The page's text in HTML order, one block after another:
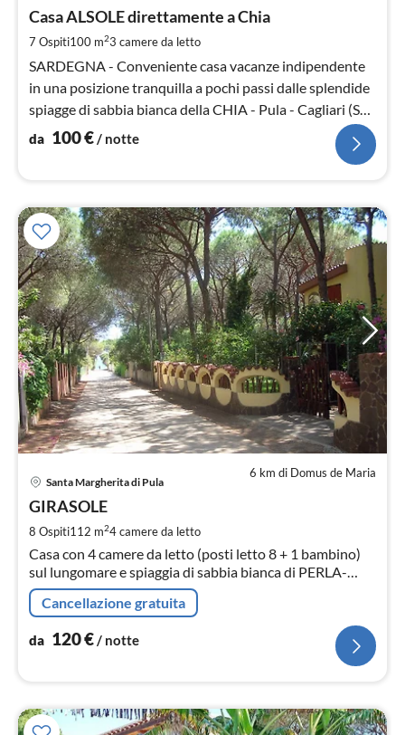
Casa ALSOLE direttamente a Chia
7 Ospiti100 m23 camere da letto
SARDEGNA - Conveniente casa vacanze indipendente
in una posizione tranquilla a pochi passi dalle splendide
spiagge di sabbia bianca della CHIA - Pula - Cagliari (Sud
Sardegna)
da 100€/ notte
6 km di Domus de Maria
Santa Margherita di Pula
GIRASOLE
8 Ospiti112 m24camere da letto
Casa con 4 camere da letto (posti letto 8 + 1 bambino)
sul lungomare e spiaggia di sabbia bianca di PERLA-
MARINA - regione "Santa Margherita di Pula" - Sud
Sardegna.
Cancellazione gratuita
da 120€/ notte